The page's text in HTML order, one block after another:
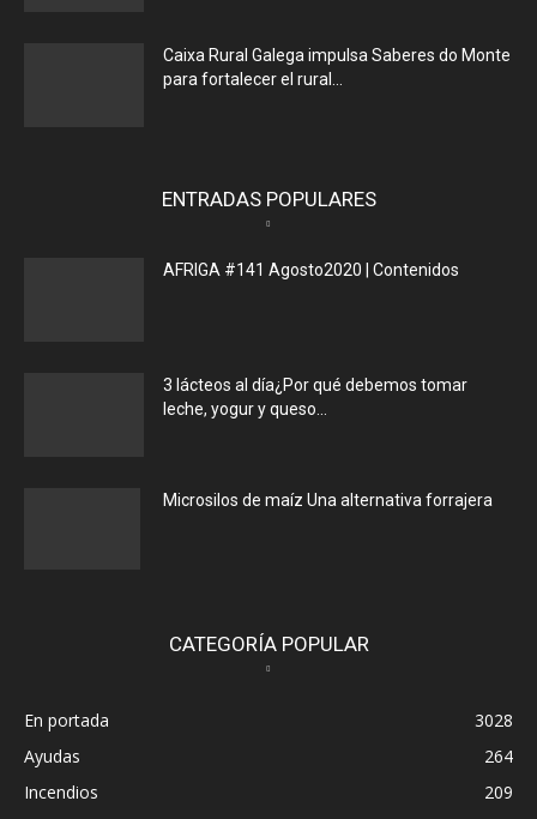
Caixa Rural Galega impulsa Saberes do Monte
para fortalecer el rural...
ENTRADAS POPULARES
AFRIGA #141 Agosto2020 | Contenidos
3 lácteos al día¿Por qué debemos tomar
leche, yogur y queso...
Microsilos de maíz Una alternativa forrajera
CATEGORÍA POPULAR
En portada
3028
Ayudas
264
Incendios
209